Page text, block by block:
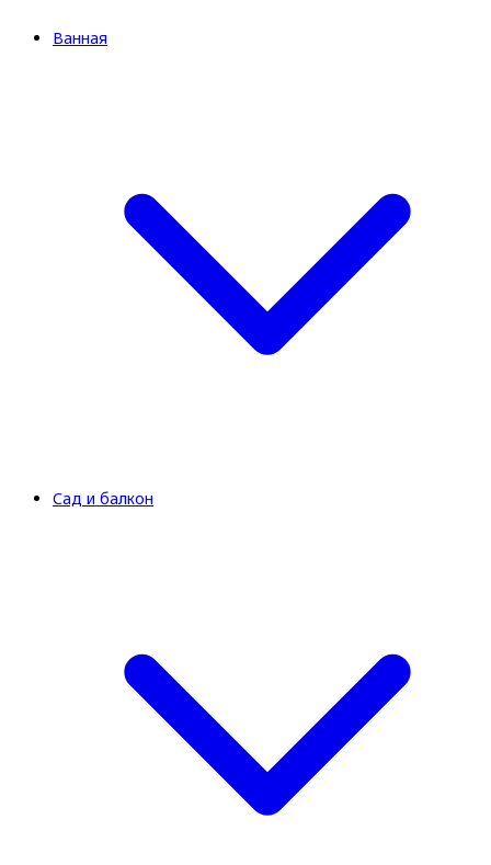
Ванная
Сад и балкон